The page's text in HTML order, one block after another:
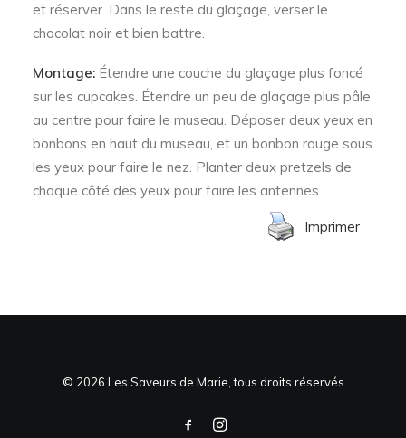
et réserver. Dans le reste du glaçage, verser le
chocolat noir et bien battre.
Montage: Étendre une couche du glaçage plus foncé
sur les cupcakes. Étendre un peu de glaçage plus pâle
au centre pour faire le museau. Déposer deux yeux en
bonbons en haut du museau, et un bonbon rouge sous
les yeux pour faire le nez. Planter deux pretzels de
chaque côté des yeux pour faire les antennes.
Imprimer
© 2026 Les Saveurs de Marie, tous droits réservés